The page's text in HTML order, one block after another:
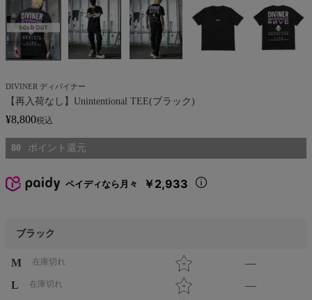
DIVINER ディバイナー
【再入荷なし】Unintentional TEE(ブラック)
¥8,800税込
80
ペイディなら月々 ￥2,933
ブラック
M 在庫切れ
—
L
在庫切れ
—